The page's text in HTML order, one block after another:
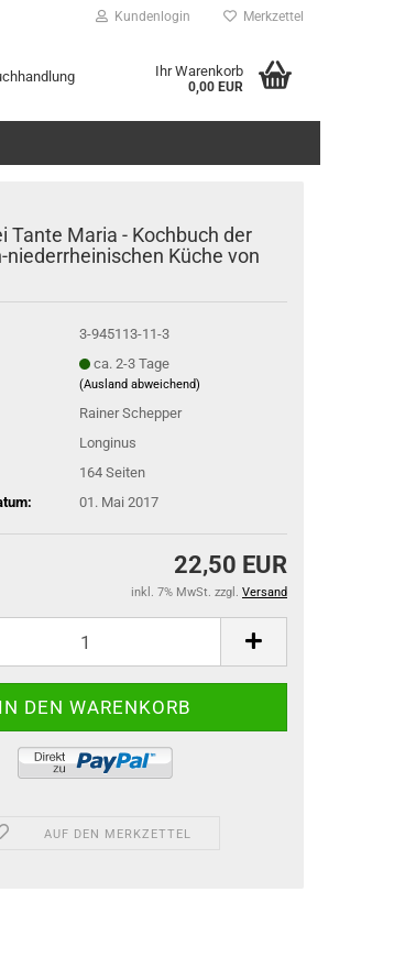
Kundenlogin Merkzettel
Ihr Warenkorb
0,00 EUR
Tante Maria - Kochbuch der
Küche von
3-945113-11-3
ca. 2-3 Tage
(Ausland abweichend)
Rainer Schepper
Longinus
164 Seiten
01. Mai 2017
22,50 EUR
inkl. 7% MwSt. zzgl. Versand
AUF DEN MERKZETTEL